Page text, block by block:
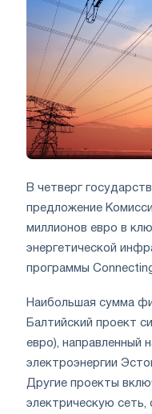
В четверг
предложение
миллионов евро в
энергетической
программы
Наибольшая сумма
Балтийский проект
евро), направленный
электроэнергии
Другие проекты
электрическую